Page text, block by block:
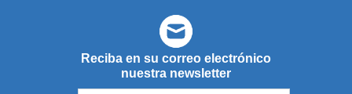
Reciba en su correo electrónico
nuestra newsletter